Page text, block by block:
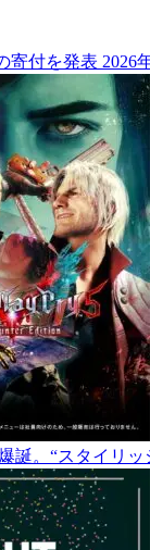
寄付を発表 2026
誕。“スタイリ